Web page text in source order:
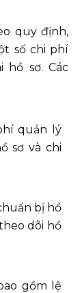
quy định,
số chi phí
sơ. Các
quản lý
sơ và chi
bị hồ
dõi hồ
gồm lệ